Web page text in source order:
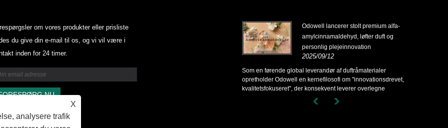
om vores produkter eller prisliste
du give din e-mail til os, og vi vil være i
inden for 24 timer.
2025.07.25
Odowell lancerer stolt premium alfa-
amylcinnamaldehyd, løfter duft og
personlig plejeinnovation
2025/09/12
Som en førende global leverandør af duftråmaterialer
opretholder Odowell en kernefilosofi om "innovationsdrevet,
kvalitetsfokuseret", der konsekvent leverer overlegne
duftløsninger til kunder over hele verden.
X
analysere trafik